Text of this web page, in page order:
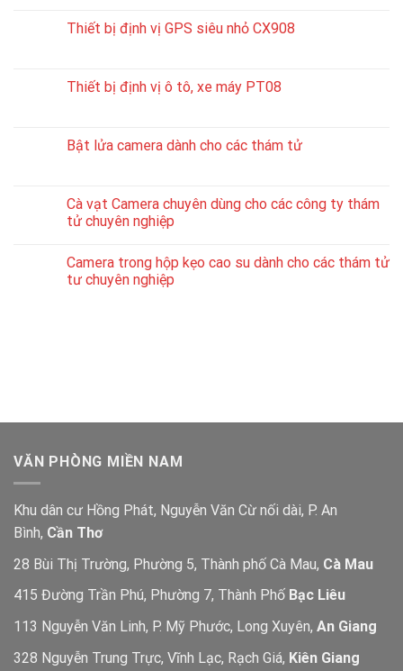
Thiết bị định vị GPS siêu nhỏ CX908
Thiết bị định vị ô tô, xe máy PT08
Bật lửa camera dành cho các thám tử
Cà vạt Camera chuyên dùng cho các công ty thám
tử chuyên nghiệp
Camera trong hộp kẹo cao su dành cho các thám tử
tư chuyên nghiệp
VĂN PHÒNG MIỀN NAM
Khu dân cư Hồng Phát, Nguyễn Văn Cừ nối dài, P. An
Bình, Cần Thơ
28 Bùi Thị Trường, Phường 5, Thành phố Cà Mau, Cà Mau
415 Đường Trần Phú, Phường 7, Thành Phố Bạc Liêu
113 Nguyễn Văn Linh, P. Mỹ Phước, Long Xuyên, An Giang
328 Nguyễn Trung Trực, Vĩnh Lạc, Rạch Giá, Kiên Giang